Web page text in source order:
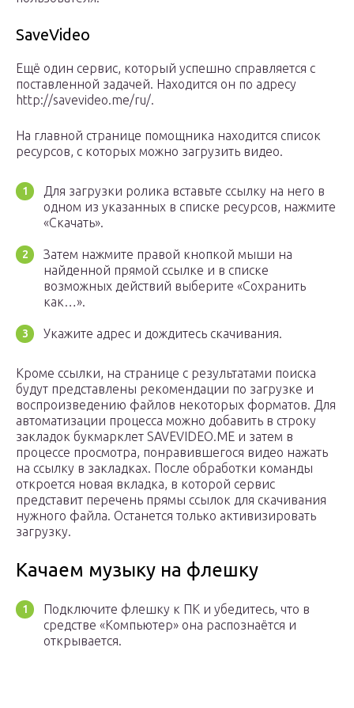
SaveVideo
Ещё один сервис, который успешно справляется с
поставленной задачей. Находится он по адресу
http://savevideo.me/ru/.
На главной странице помощника находится список
ресурсов, с которых можно загрузить видео.
Для загрузки ролика вставьте ссылку на него в
одном из указанных в списке ресурсов, нажмите
«Скачать».
Затем нажмите правой кнопкой мыши на
найденной прямой ссылке и в списке
возможных действий выберите «Сохранить
как…».
Укажите адрес и дождитесь скачивания.
Кроме ссылки, на странице с результатами поиска
будут представлены рекомендации по загрузке и
воспроизведению файлов некоторых форматов. Для
автоматизации процесса можно добавить в строку
закладок букмарклет SAVEVIDEO.ME и затем в
процессе просмотра, понравившегося видео нажать
на ссылку в закладках. После обработки команды
откроется новая вкладка, в которой сервис
представит перечень прямы ссылок для скачивания
нужного файла. Останется только активизировать
загрузку.
Качаем музыку на флешку
Подключите флешку к ПК и убедитесь, что в
средстве «Компьютер» она распознаётся и
открывается.